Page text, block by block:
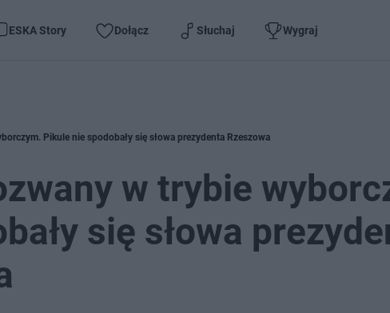
ESKA Story Dołącz Słuchaj Wygraj
Pikule nie spodobały się słowa prezydenta Rzeszowa
w trybie
się słowa